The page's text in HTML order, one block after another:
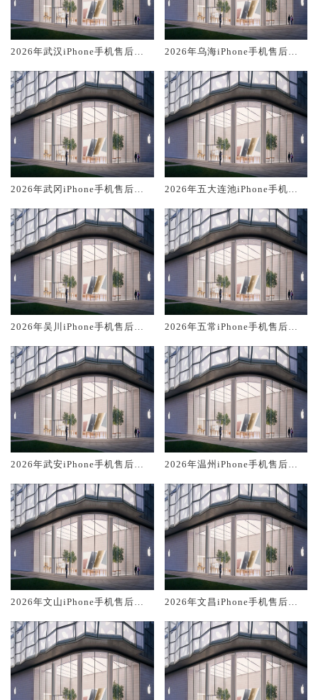
2026年武汉iPhone手机售后服
口碑排名对比知名
2026年乌海iPhone手机售后服
口碑排名对比知名
2026年武冈iPhone手机售后服
口碑排名对比知名
2026年五大连池iPhone手机售
评测口碑排名对比知名
2026年吴川iPhone手机售后服
口碑排名对比知名
2026年五常iPhone手机售后服
口碑排名对比知名
2026年武安iPhone手机售后服
口碑排名对比知名
2026年温州iPhone手机售后服
口碑排名对比知名
2026年文山iPhone手机售后服
口碑排名对比知名
2026年文昌iPhone手机售后服
口碑排名对比知名